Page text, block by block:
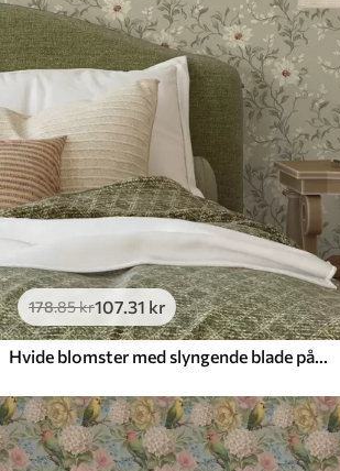
178.85kr107.31 kr
Hvide blomster med slyngende blade på lys baggrund